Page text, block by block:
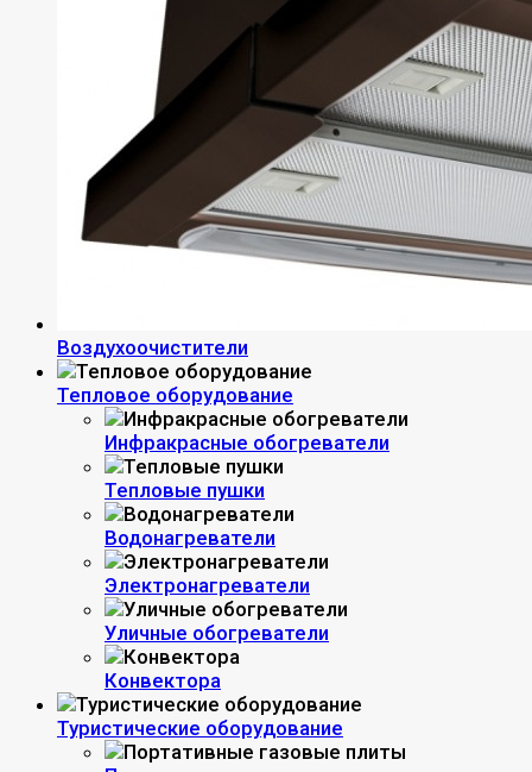
Воздухоочистители
Тепловое оборудование
Инфракрасные обогреватели
Тепловые пушки
Водонагреватели
Электронагреватели
Уличные обогреватели
Конвектора
Туристические оборудование